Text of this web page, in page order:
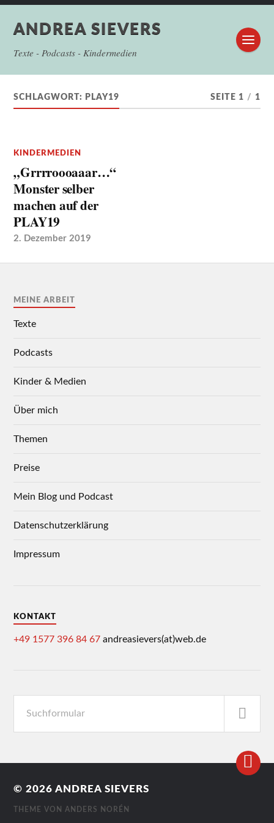
ANDREA SIEVERS
Texte - Podcasts - Kindermedien
SCHLAGWORT: PLAY19 SEITE 1 / 1
KINDERMEDIEN
„Grrrroooaaar…“
Monster selber
machen auf der
PLAY19
2. Dezember 2019
MEINE ARBEIT
Texte
Podcasts
Kinder & Medien
Über mich
Themen
Preise
Mein Blog und Podcast
Datenschutzerklärung
Impressum
KONTAKT
+49 1577 396 84 67 andreasievers(at)web.de
© 2026ANDREA SIEVERS
THEME VON ANDERS NORÉN